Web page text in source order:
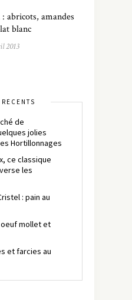
abricots, amandes
blanc
2013
de
jolies
Hortillonnages
ce classique
les
: pain au
mollet et
et farcies au